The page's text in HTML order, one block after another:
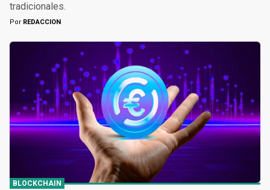
tradicionales.
Por REDACCION
BLOCKCHAIN